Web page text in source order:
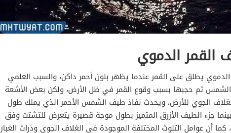
الدموي
يطلق على القمر عندما يظهر بلون أحمر داكن، والسبب العلمي
الشمس تم حجبها بسبب وقوع القمر في ظل الأرض، ولكن بعض الأشعة
الجوي للأرض، ويحدث نفاذ طيف الشمس الأحمر الذي يملك طول
جزء الطيف الأزرق المتميز بطول موجة قصيرة يتعرض للتشتت وفق
كما أن عوامل التلوث المختلفة الموجودة في الغلاف الجوي وذرات الغبار